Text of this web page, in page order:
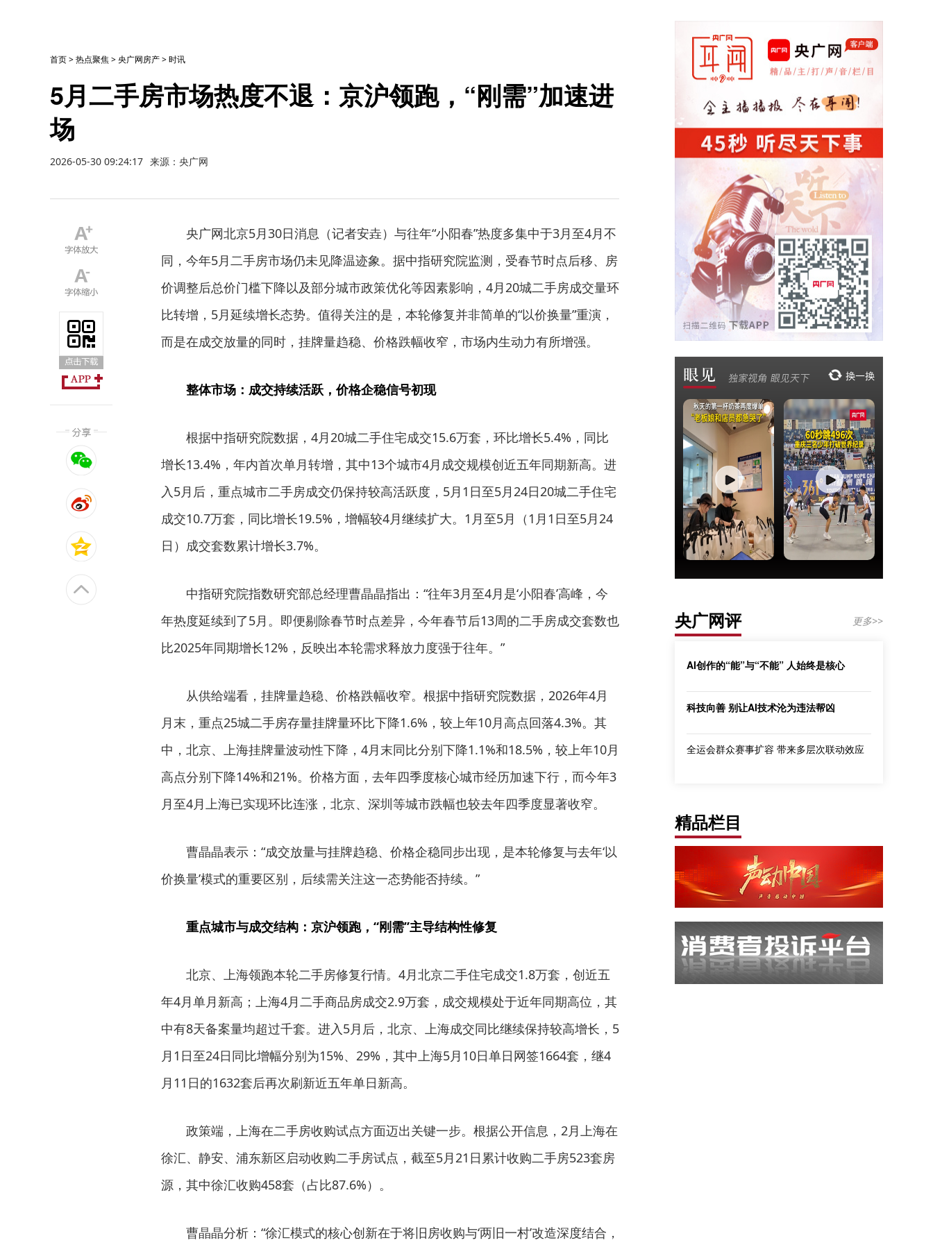
首页>热点聚焦>央广网房产>时讯
5月二手房市场热度不退：京沪领跑，“刚需”加速进
场
2026-05-30 09:24:17 来源：央广网
央广网北京5月30日消息（记者安垚）与往年“小阳春”热度多集中于3月至4月不
同，今年5月二手房市场仍未见降温迹象。据中指研究院监测，受春节时点后移、房
价调整后总价门槛下降以及部分城市政策优化等因素影响，4月20城二手房成交量环
比转增，5月延续增长态势。值得关注的是，本轮修复并非简单的“以价换量”重演，
而是在成交放量的同时，挂牌量趋稳、价格跌幅收窄，市场内生动力有所增强。
整体市场：成交持续活跃，价格企稳信号初现
根据中指研究院数据，4月20城二手住宅成交15.6万套，环比增长5.4%，同比
增长13.4%，年内首次单月转增，其中13个城市4月成交规模创近五年同期新高。进
入5月后，重点城市二手房成交仍保持较高活跃度，5月1日至5月24日20城二手住宅
成交10.7万套，同比增长19.5%，增幅较4月继续扩大。1月至5月（1月1日至5月24
日）成交套数累计增长3.7%。
中指研究院指数研究部总经理曹晶晶指出：“往年3月至4月是‘小阳春’高峰，今
年热度延续到了5月。即便剔除春节时点差异，今年春节后13周的二手房成交套数也
比2025年同期增长12%，反映出本轮需求释放力度强于往年。”
从供给端看，挂牌量趋稳、价格跌幅收窄。根据中指研究院数据，2026年4月
月末，重点25城二手房存量挂牌量环比下降1.6%，较上年10月高点回落4.3%。其
中，北京、上海挂牌量波动性下降，4月末同比分别下降1.1%和18.5%，较上年10月
高点分别下降14%和21%。价格方面，去年四季度核心城市经历加速下行，而今年3
月至4月上海已实现环比连涨，北京、深圳等城市跌幅也较去年四季度显著收窄。
曹晶晶表示：“成交放量与挂牌趋稳、价格企稳同步出现，是本轮修复与去年‘以
价换量’模式的重要区别，后续需关注这一态势能否持续。”
重点城市与成交结构：京沪领跑，“刚需”主导结构性修复
北京、上海领跑本轮二手房修复行情。4月北京二手住宅成交1.8万套，创近五
年4月单月新高；上海4月二手商品房成交2.9万套，成交规模处于近年同期高位，其
中有8天备案量均超过千套。进入5月后，北京、上海成交同比继续保持较高增长，5
月1日至24日同比增幅分别为15%、29%，其中上海5月10日单日网签1664套，继4
月11日的1632套后再次刷新近五年单日新高。
政策端，上海在二手房收购试点方面迈出关键一步。根据公开信息，2月上海在
徐汇、静安、浦东新区启动收购二手房试点，截至5月21日累计收购二手房523套房
源，其中徐汇收购458套（占比87.6%）。
曹晶晶分析：“徐汇模式的核心创新在于将旧房收购与‘两旧一村’改造深度结合，
央广网评 更多>>
AI创作的“能”与“不能” 人始终是核心
科技向善 别让AI技术沦为违法帮凶
全运会群众赛事扩容 带来多层次联动效应
精品栏目